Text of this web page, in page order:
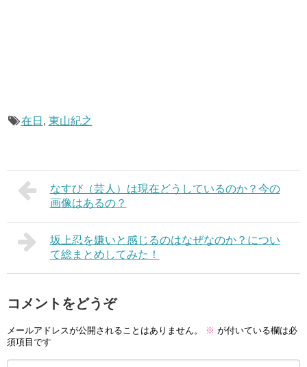
在日 , 東山紀之
なすび（芸人）は現在どうしているのか？今の
画像はあるの？
坂上忍を嫌いと感じるのはなぜなのか？につい
て総まとめしてみた！
コメントをどうぞ
メールアドレスが公開されることはありません。 ※ が付いている欄は必
須項目です